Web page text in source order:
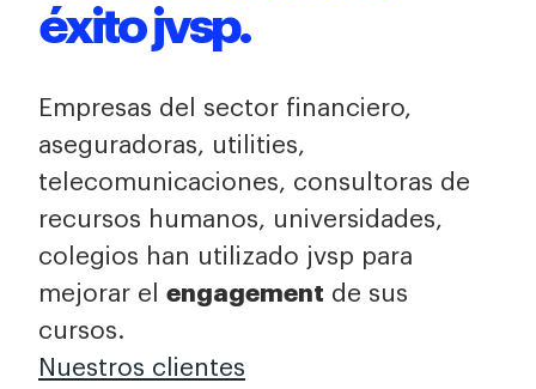
éxito jvsp.
Empresas del sector financiero,
aseguradoras, utilities,
telecomunicaciones, consultoras de
recursos humanos, universidades,
colegios han utilizado jvsp para
mejorar el engagement de sus
cursos.
Nuestros clientes